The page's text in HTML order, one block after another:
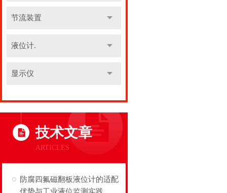
节流装置
液位计.
显示仪
技术文章
ARTICLES
防腐四氟磁翻板液位计的适配